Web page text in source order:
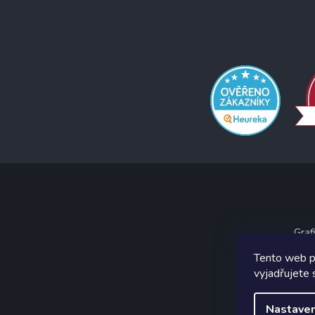
Tento web
vyjadřujete